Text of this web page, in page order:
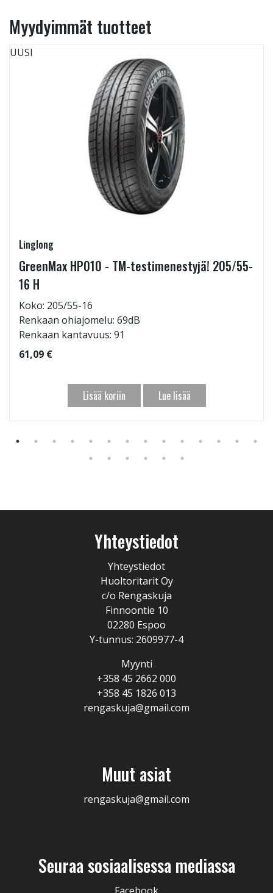
Myydyimmät tuotteet
UUSI
Linglong
GreenMax HP010 - TM-testimenestyjä! 205/55-
16 H
Koko: 205/55-16
Renkaan ohiajomelu: 69dB
Renkaan kantavuus: 91
61,09 €
Lisää koriin Lue lisää
Yhteystiedot
Yhteystiedot
Huoltoritarit Oy
c/o Rengaskuja
Finnoontie 10
02280 Espoo
Y-tunnus: 2609977-4
Myynti
+358 45 2662 000
+358 45 1826 013
rengaskuja@gmail.com
Muut asiat
rengaskuja@gmail.com
Seuraa sosiaalisessa mediassa